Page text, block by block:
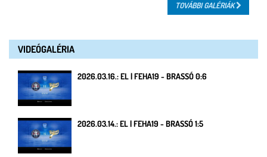
TOVÁBBI GALÉRIÁK
VIDEÓGALÉRIA
2026.03.16.: EL | FEHA19 - BRASSÓ 0:6
2026.03.14.: EL | FEHA19 - BRASSÓ 1:5